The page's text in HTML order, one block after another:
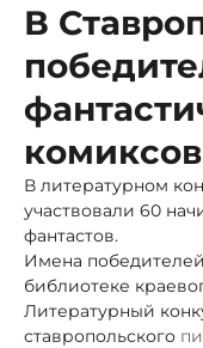
В
В литературном
участвовали 60
фантастов.
Имена
библиотеке
Литературный
ставропольского